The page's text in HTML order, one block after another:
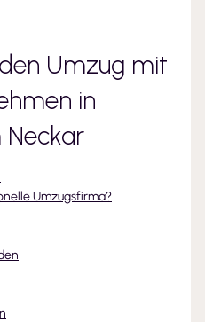
Umzug mit
in
Umzugsfirma?